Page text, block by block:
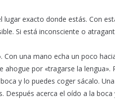
exacto donde estás. Con
Si está inconsciente o
Con una mano echa un poco
por «tragarse la lengua».
y lo puedes coger sácalo.
acerca el oído a la